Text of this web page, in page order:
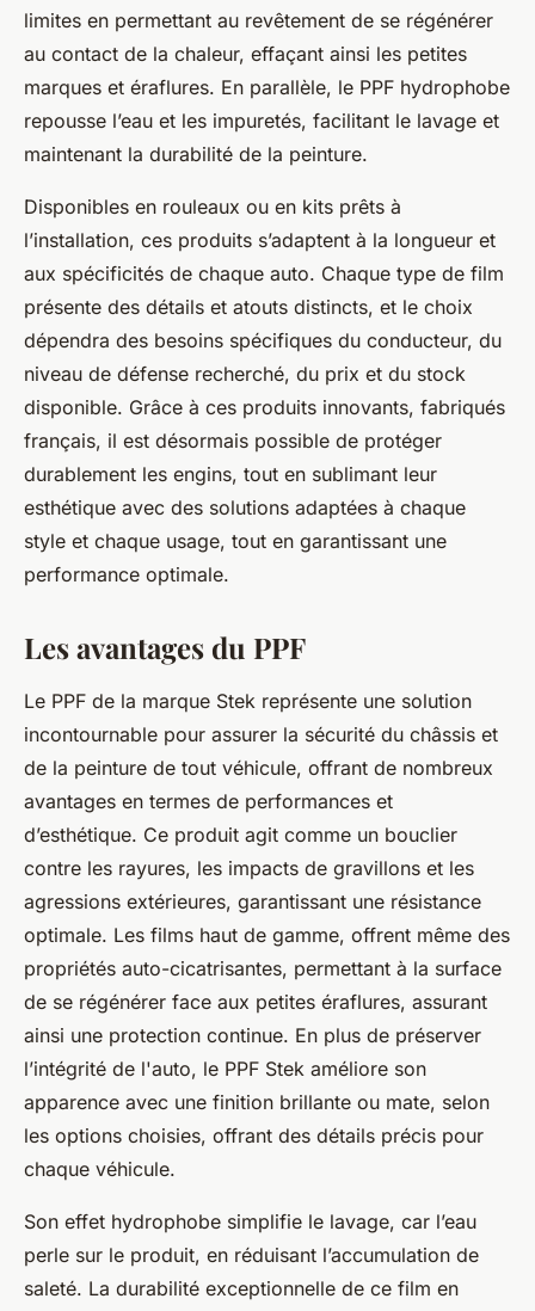
limites en permettant au revêtement de se régénérer
au contact de la chaleur, effaçant ainsi les petites
marques et éraflures. En parallèle, le PPF hydrophobe
repousse l’eau et les impuretés, facilitant le lavage et
maintenant la durabilité de la peinture.
Disponibles en rouleaux ou en kits prêts à
l’installation, ces produits s’adaptent à la longueur et
aux spécificités de chaque auto. Chaque type de film
présente des détails et atouts distincts, et le choix
dépendra des besoins spécifiques du conducteur, du
niveau de défense recherché, du prix et du stock
disponible. Grâce à ces produits innovants, fabriqués
français, il est désormais possible de protéger
durablement les engins, tout en sublimant leur
esthétique avec des solutions adaptées à chaque
style et chaque usage, tout en garantissant une
performance optimale.
Les avantages du PPF
Le PPF de la marque Stek représente une solution
incontournable pour assurer la sécurité du châssis et
de la peinture de tout véhicule, offrant de nombreux
avantages en termes de performances et
d’esthétique. Ce produit agit comme un bouclier
contre les rayures, les impacts de gravillons et les
agressions extérieures, garantissant une résistance
optimale. Les films haut de gamme, offrent même des
propriétés auto-cicatrisantes, permettant à la surface
de se régénérer face aux petites éraflures, assurant
ainsi une protection continue. En plus de préserver
l’intégrité de l'auto, le PPF Stek améliore son
apparence avec une finition brillante ou mate, selon
les options choisies, offrant des détails précis pour
chaque véhicule.
Son effet hydrophobe simplifie le lavage, car l’eau
perle sur le produit, en réduisant l’accumulation de
saleté. La durabilité exceptionnelle de ce film en